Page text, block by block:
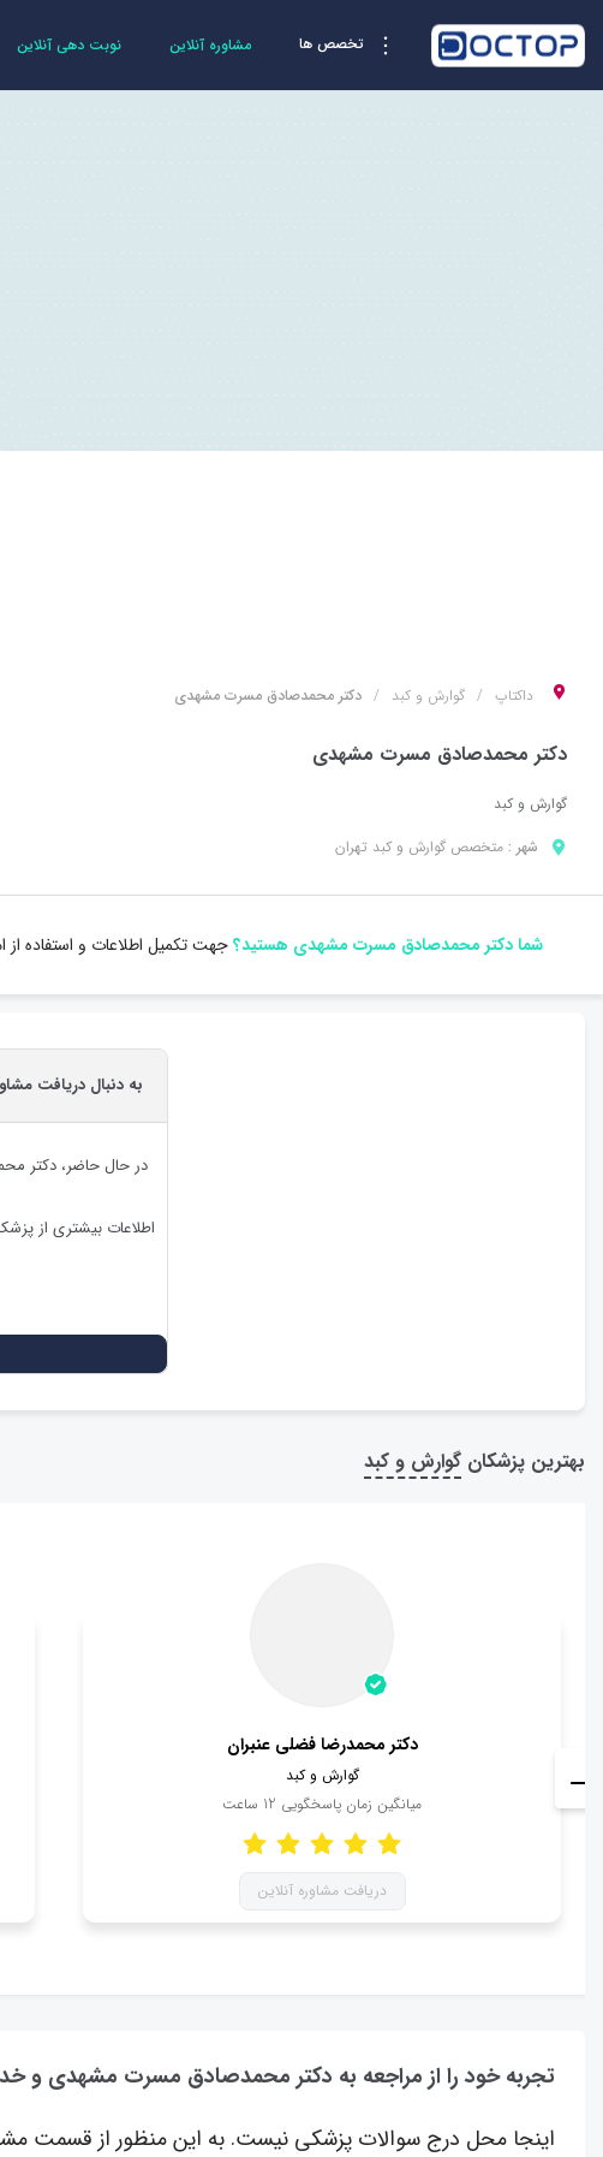
تخصص ها مشاوره آنلاین نوبت دهی آنلاین
داکتاپ گوارش و کبد دکتر محمدصادق مسرت مشهدی
دکتر محمدصادق مسرت مشهدی
گوارش و کبد
شهر : متخصص گوارش و کبد تهران
شما دکتر محمدصادق مسرت مشهدی هستید؟جهت تکمیل اطلاعات و استفاده از
به دنبال دریافت
در حال حاضر،دکتر
اطلاعات بیشتری از
بهترین پزشکان گوارش و کبد
دکتر محمدرضا فضلی عنبران
گوارش و کبد
میانگین زمان پاسخگویی 12 ساعت
دریافت مشاوره آنلاین
تجربه خود را از مراجعه به دکتر محمدصادق مسرت مشهدی و
اینجا محل درج سوالات پزشکی نیست. به این منظور از قسمت